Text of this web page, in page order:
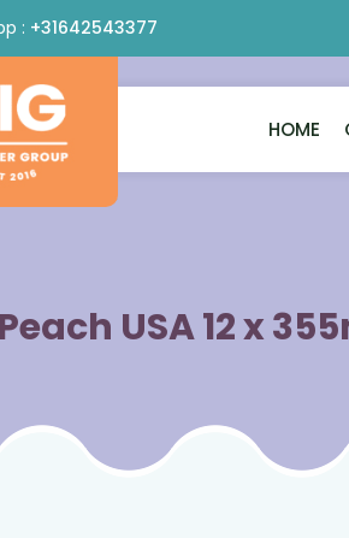
: +31642543377
HOME
USA 12 x